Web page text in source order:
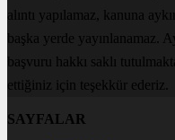
alıntı yapılamaz, kanuna
başka yerde yayınlanamaz.
başvuru hakkı saklı
ettiğiniz için teşekkür ederiz.
SAYFALAR